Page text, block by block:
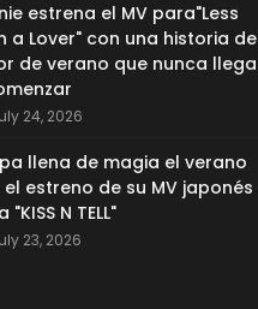
estrena el MV para"Less
a Lover" con una historia de
de verano que nunca llega
24, 2026
llena de magia el verano
estreno de su MV japonés
"KISS N TELL"
23, 2026